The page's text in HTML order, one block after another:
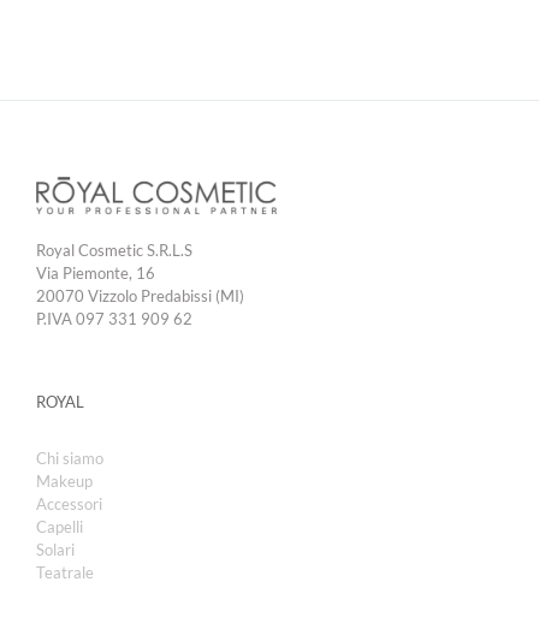
Royal Cosmetic S.R.L.S
Via Piemonte, 16
20070 Vizzolo Predabissi (MI)
P.IVA 097 331 909 62
ROYAL
Chi siamo
Makeup
Accessori
Capelli
Solari
Teatrale